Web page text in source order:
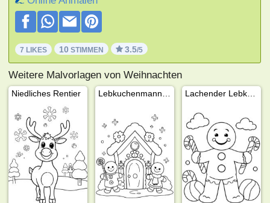
7 LIKES 10 STIMMEN 3.5/5
Weitere Malvorlagen von Weihnachten
Niedliches Rentier